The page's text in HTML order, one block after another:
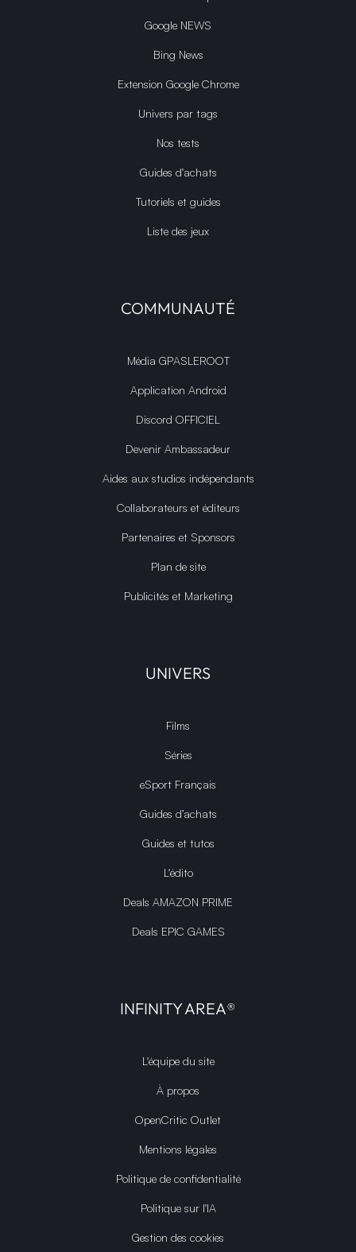
Google NEWS
Bing News
Extension Google Chrome
Univers par tags
Nos tests
Guides d'achats
Tutoriels et guides
Liste des jeux
COMMUNAUTÉ
Média GPASLEROOT
Application Android
Discord OFFICIEL
Devenir Ambassadeur
Aides aux studios indépendants
Collaborateurs et éditeurs
Partenaires et Sponsors
Plan de site
Publicités et Marketing
UNIVERS
Films
Séries
eSport Français
Guides d’achats
Guides et tutos
L'édito
Deals AMAZON PRIME
Deals EPIC GAMES
INFINITY AREA®
L'équipe du site
À propos
OpenCritic Outlet
Mentions légales
Politique de confidentialité
Politique sur l'IA
Gestion des cookies